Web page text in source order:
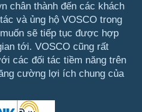
chân thành đến các khách
và ủng hộ VOSCO trong
sẽ tiếp tục được hợp
tới. VOSCO cũng rất
các đối tác tiềm năng trên
cường lợi ích chung của